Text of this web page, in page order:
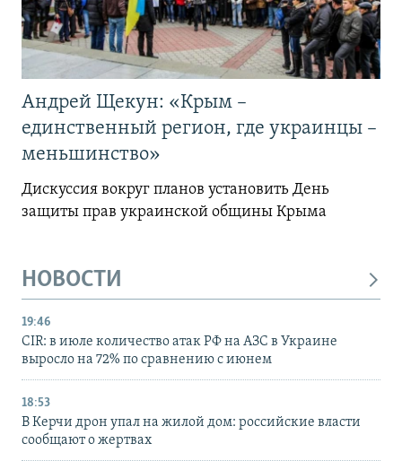
Андрей Щекун: «Крым –
единственный регион, где украинцы –
меньшинство»
Дискуссия вокруг планов установить День
защиты прав украинской общины Крыма
НОВОСТИ
19:46
CIR: в июле количество атак РФ на АЗС в Украине
выросло на 72% по сравнению с июнем
18:53
В Керчи дрон упал на жилой дом: российские власти
сообщают о жертвах